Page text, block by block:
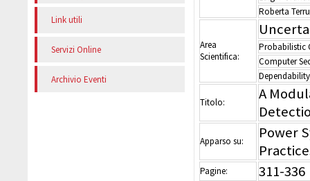
Link utili
Servizi Online
Archivio Eventi
Roberta
Area
Scientifica:
Probabilistic
Computer
Titolo:
A
Apparso su:
Power
Pagine: 311-336